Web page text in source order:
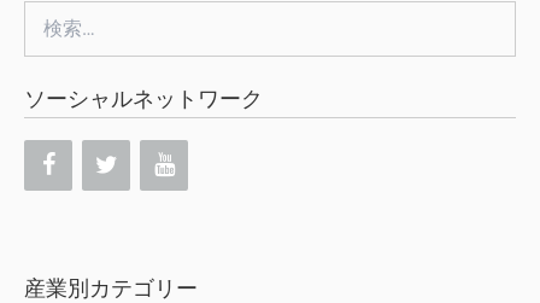
索:
ソーシャルネットワーク
産業別カテゴリー